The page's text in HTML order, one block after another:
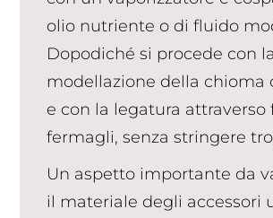
olio nutriente o di fluido
Dopodiché si procede con la
modellazione della chioma
e con la legatura attraverso
fermagli, senza stringere
Un aspetto importante da
il materiale degli accessori